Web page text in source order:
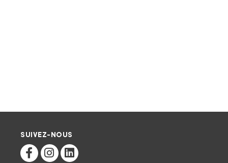
SUIVEZ-NOUS